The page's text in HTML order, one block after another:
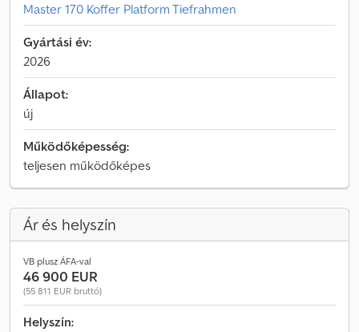
Master 170 Koffer Platform Tiefrahmen
Gyártási év:
2026
Állapot:
új
Működőképesség:
teljesen működőképes
Ár és helyszín
VB plusz ÁFA-val
46 900 EUR
(55 811 EUR bruttó)
Helyszín: